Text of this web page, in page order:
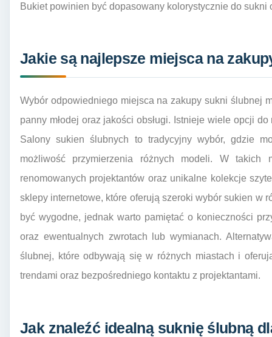
Bukiet powinien być dopasowany kolorystycznie do sukni
Jakie są najlepsze miejsca na
Wybór odpowiedniego miejsca na zakupy sukni ślubnej
panny młodej oraz jakości obsługi. Istnieje wiele opcji
Salony sukien ślubnych to tradycyjny wybór, gdzie
możliwość przymierzenia różnych modeli. W
renomowanych projektantów oraz unikalne kolekcje
sklepy internetowe, które oferują szeroki wybór sukien w
być wygodne, jednak warto pamiętać o konieczności
oraz ewentualnych zwrotach lub wymianach.
ślubnej, które odbywają się w różnych miastach i
trendami oraz bezpośredniego kontaktu z projektantami.
Jak znaleźć idealną suknię ślubną